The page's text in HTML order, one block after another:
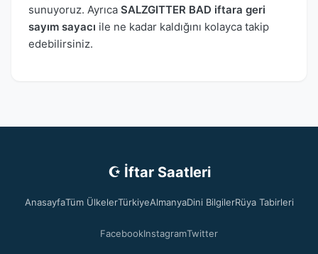
sunuyoruz. Ayrıca SALZGITTER BAD iftara geri
sayım sayacı ile ne kadar kaldığını kolayca takip
edebilirsiniz.
☪ İftar Saatleri
AnasayfaTüm ÜlkelerTürkiyeAlmanyaDini BilgilerRüya Tabirleri
FacebookInstagramTwitter